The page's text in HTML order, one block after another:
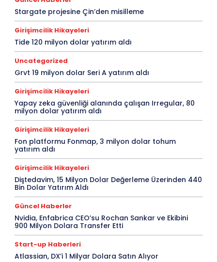
Stargate projesine Çin’den misilleme
Girişimcilik Hikayeleri
Tide 120 milyon dolar yatırım aldı
Uncategorized
Grvt 19 milyon dolar Seri A yatırım aldı
Girişimcilik Hikayeleri
Yapay zeka güvenliği alanında çalışan Irregular, 80
milyon dolar yatırım aldı
Girişimcilik Hikayeleri
Fon platformu Fonmap, 3 milyon dolar tohum
yatırım aldı
Girişimcilik Hikayeleri
Diştedavim, 15 Milyon Dolar Değerleme Üzerinden 440
Bin Dolar Yatırım Aldı
Güncel Haberler
Nvidia, Enfabrica CEO’su Rochan Sankar ve Ekibini
900 Milyon Dolara Transfer Etti
Start-up Haberleri
Atlassian, DX’i 1 Milyar Dolara Satın Alıyor